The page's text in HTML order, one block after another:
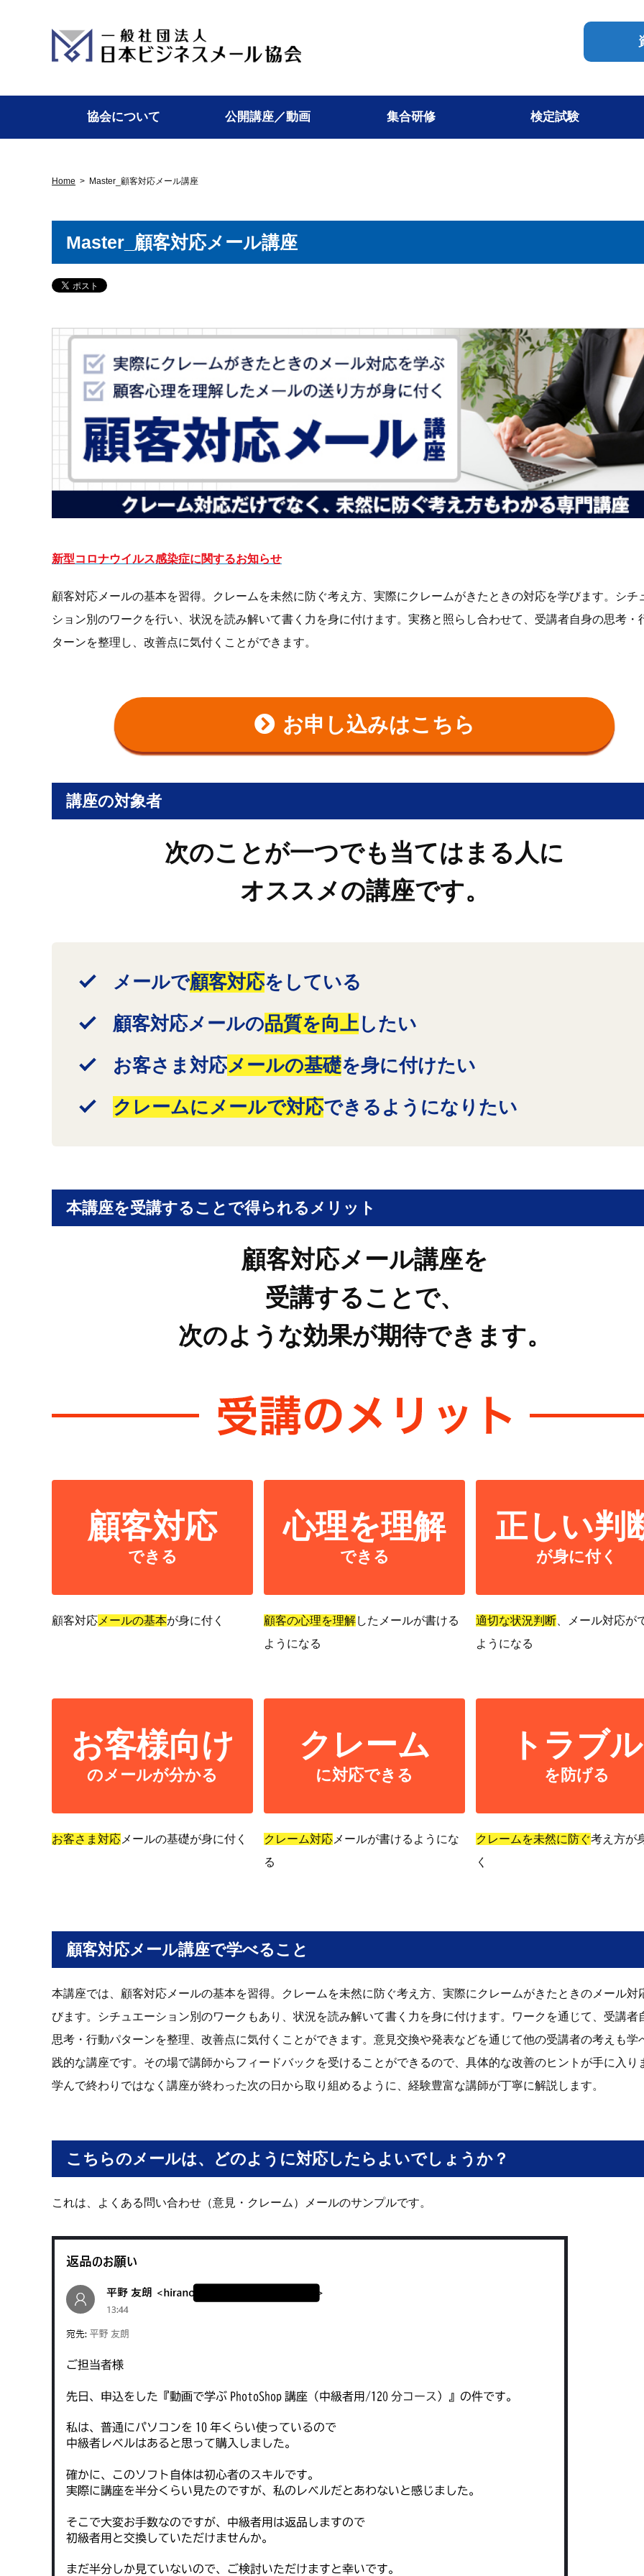
協会について 公開講座／動画 集合研修 検定試験
Home > Master_顧客対応メール講座
Master_顧客対応メール講座
新型コロナウイルス感染症に関するお知らせ
顧客対応メールの基本を習得。クレームを未然に防ぐ考え方、実際にクレームがきたときの対応を学びます。シチ
ション別のワークを行い、状況を読み解いて書く力を身に付けます。実務と照らし合わせて、受講者自身の思考・
ターンを整理し、改善点に気付くことができます。
お申し込みはこちら
講座の対象者
次のことが一つでも当てはまる人に
オススメの講座です。
メールで顧客対応をしている
顧客対応メールの品質を向上したい
お客さま対応メールの基礎を身に付けたい
クレームにメールで対応できるようになりたい
本講座を受講することで得られるメリット
顧客対応メール講座を
受講することで、
次のような効果が期待できます。
顧客対応
できる
顧客対応 メールの基本が身に付く
心理を理解
できる
顧客の心理を理解したメールが書ける
ようになる
正しい判
が身に付く
適切な状況判断 、メール対応が
ようになる
お客様向け
のメールが分かる
お客さま対応 メールの基礎が身に付く
クレーム
に対応できる
クレーム対応 メールが書けるようにな
る
トラブル
を防げる
クレームを未然に防ぐ考え方が
く
顧客対応メール講座で学べること
本講座では、顧客対応メールの基本を習得。クレームを未然に防ぐ考え方、実際にクレームがきたときのメール対
びます。シチュエーション別のワークもあり、状況を読み解いて書く力を身に付けます。ワークを通じて、受講者
思考・行動パターンを整理、改善点に気付くことができます。意見交換や発表などを通じて他の受講者の考えも学
践的な講座です。その場で講師からフィードバックを受けることができるので、具体的な改善のヒントが手に入り
学んで終わりではなく講座が終わった次の日から取り組めるように、経験豊富な講師が丁寧に解説します。
こちらのメールは、どのように対応したらよいでしょうか？
これは、よくある問い合わせ（意見・クレーム）メールのサンプルです。